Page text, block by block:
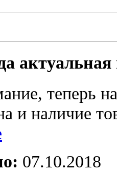
теперь
и наличие
07.10.2018